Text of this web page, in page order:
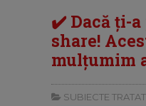
✔️ Dacă ți-
share!
mulțumim
SUBIECTE